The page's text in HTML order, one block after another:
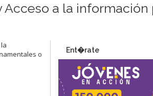
Acceso a la
o
Ent�rate